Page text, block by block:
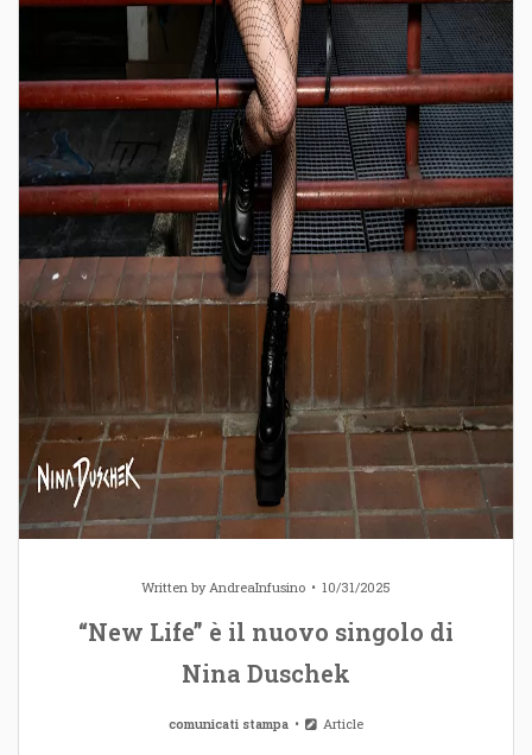
Written byAndreaInfusino 10/31/2025
“New Life” è il nuovo singolo di
Nina Duschek
comunicati stampa Article